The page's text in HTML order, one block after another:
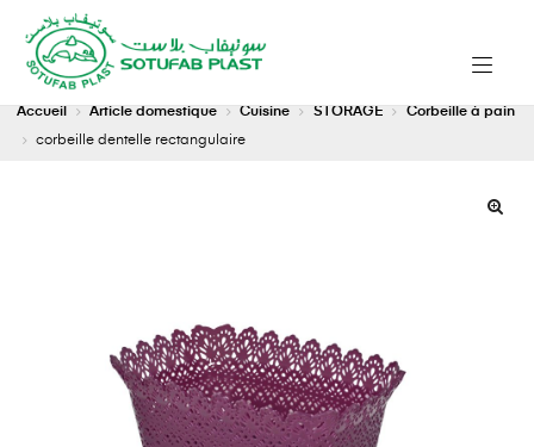
Accueil Article domestique Cuisine STORAGE
Corbeille à pain
corbeille dentelle rectangulaire